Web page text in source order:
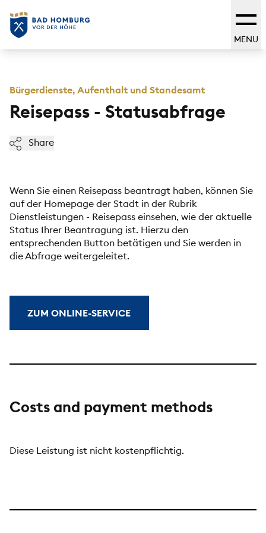
MENU
Bürgerdienste, Aufenthalt und Standesamt
Reisepass - Statusabfrage
Share
Wenn Sie einen Reisepass beantragt haben, können Sie
auf der Homepage der Stadt in der Rubrik
Dienstleistungen - Reisepass einsehen, wie der aktuelle
Status Ihrer Beantragung ist. Hierzu den
entsprechenden Button betätigen und Sie werden in
die Abfrage weitergeleitet.
ZUM ONLINE-SERVICE
Costs and payment methods
Diese Leistung ist nicht kostenpflichtig.